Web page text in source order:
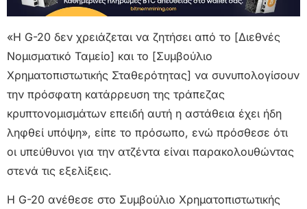
«Η G-20 δεν χρειάζεται να ζητήσει από το [Διεθνές
Νομισματικό Ταμείο] και το [Συμβούλιο
Χρηματοπιστωτικής Σταθερότητας] να συνυπολογίσουν
την πρόσφατη κατάρρευση της τράπεζας
κρυπτονομισμάτων επειδή αυτή η αστάθεια έχει ήδη
ληφθεί υπόψη», είπε το πρόσωπο, ενώ πρόσθεσε ότι
οι υπεύθυνοι για την ατζέντα είναι παρακολουθώντας
στενά τις εξελίξεις.
Η G-20 ανέθεσε στο Συμβούλιο Χρηματοπιστωτικής